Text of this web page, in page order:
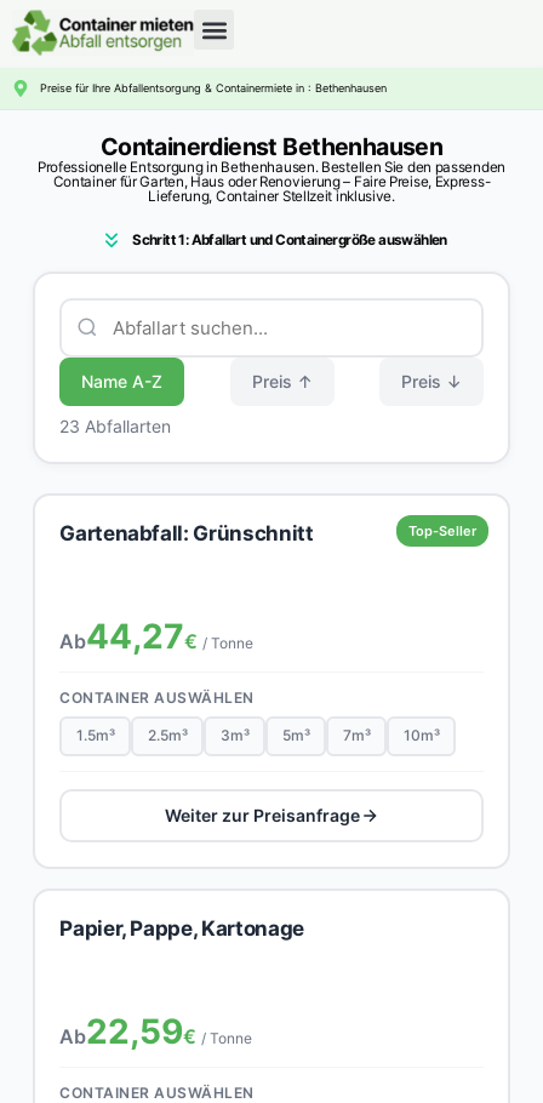
Preise für Ihre Abfallentsorgung & Containermiete in : Bethenhausen
Containerdienst Bethenhausen
Professionelle Entsorgung in Bethenhausen. Bestellen Sie den passenden
Container für Garten, Haus oder Renovierung – Faire Preise, Express-
Lieferung, Container Stellzeit inklusive.
Schritt 1: Abfallart und Containergröße auswählen
Name A-Z Preis ↑ Preis ↓
23 Abfallarten
Top-Seller
Gartenabfall: Grünschnitt
Ab44,27€ / Tonne
CONTAINER AUSWÄHLEN
1.5m³ 2.5m³ 3m³ 5m³ 7m³ 10m³
Weiter zur Preisanfrage
Papier, Pappe, Kartonage
Ab22,59€ / Tonne
CONTAINER AUSWÄHLEN